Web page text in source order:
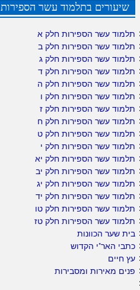
שיעורים בתלמוד עשר הספירות
תלמוד עשר הספירות חלק א
תלמוד עשר הספירות חלק ב
תלמוד עשר הספירות חלק ג
תלמוד עשר הספירות חלק ד
תלמוד עשר הספירות חלק ה
תלמוד עשר הספירות חלק ו
תלמוד עשר הספירות חלק ז
תלמוד עשר הספירות חלק ח
תלמוד עשר הספירות חלק ט
תלמוד עשר הספירות חלק י
תלמוד עשר הספירות חלק יא
תלמוד עשר הספירות חלק יב
תלמוד עשר הספירות חלק יג
תלמוד עשר הספירות חלק יד
תלמוד עשר הספירות חלק טו
תלמוד עשר הספירות חלק טז
בית שער הכוונות
כתבי האר"י הקדוש
עץ חיים
פנים מאירות ומסבירות